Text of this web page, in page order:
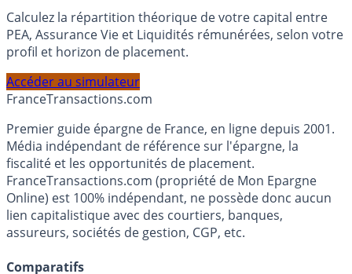
Simulateur d'Allocation
Calculez la répartition théorique de votre capital entre
profil et horizon de placement.
FranceTransactions.com
Premier guide épargne de France, en ligne depuis 2001.
Média indépendant de référence sur l'épargne, la
fiscalité et les opportunités de placement.
FranceTransactions.com (propriété de Mon Epargne
Online) est 100% indépendant, ne possède donc aucun
assureurs, sociétés de gestion, CGP, etc.